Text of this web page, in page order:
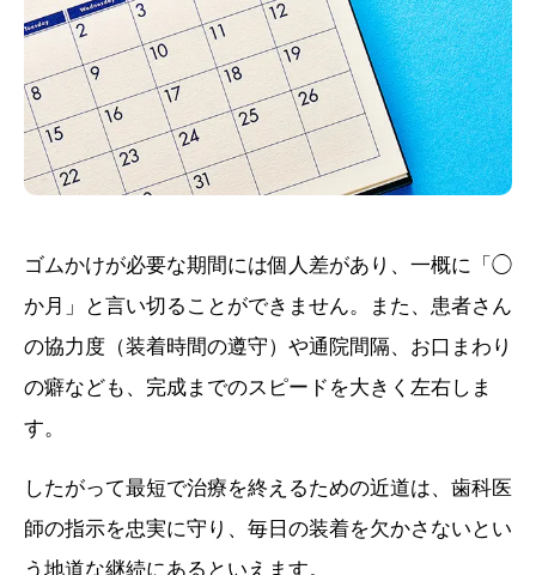
ゴムかけが必要な期間には個人差があり、一概に「◯
か月」と言い切ることができません。また、患者さん
の協力度（装着時間の遵守）や通院間隔、お口まわり
の癖なども、完成までのスピードを大きく左右しま
す。
したがって最短で治療を終えるための近道は、歯科医
師の指示を忠実に守り、毎日の装着を欠かさないとい
う地道な継続にあるといえます。